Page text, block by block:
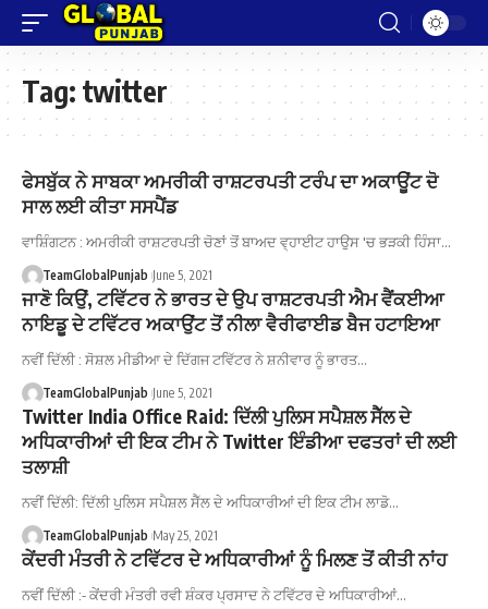
Tag: twitter
ਫੇਸਬੁੱਕ ਨੇ ਸਾਬਕਾ ਅਮਰੀਕੀ ਰਾਸ਼ਟਰਪਤੀ ਟਰੰਪ ਦਾ ਅਕਾਊਂਟ ਦੋ
ਸਾਲ ਲਈ ਕੀਤਾ ਸਸਪੈਂਡ
ਵਾਸ਼ਿੰਗਟਨ : ਅਮਰੀਕੀ ਰਾਸ਼ਟਰਪਤੀ ਚੋਣਾਂ ਤੋਂ ਬਾਅਦ ਵ੍ਹਾਈਟ ਹਾਉਸ 'ਚ ਭੜਕੀ ਹਿੰਸਾ…
TeamGlobalPunjab June 5, 2021
ਜਾਣੋ ਕਿਉਂ, ਟਵਿੱਟਰ ਨੇ ਭਾਰਤ ਦੇ ਉਪ ਰਾਸ਼ਟਰਪਤੀ ਐਮ ਵੈਂਕਈਆ
ਨਾਇਡੂ ਦੇ ਟਵਿੱਟਰ ਅਕਾਉਂਟ ਤੋਂ ਨੀਲਾ ਵੈਰੀਫਾਈਡ ਬੈਜ ਹਟਾਇਆ
ਨਵੀਂ ਦਿੱਲੀ : ਸੋਸ਼ਲ ਮੀਡੀਆ ਦੇ ਦਿੱਗਜ ਟਵਿੱਟਰ ਨੇ ਸ਼ਨੀਵਾਰ ਨੂੰ ਭਾਰਤ…
TeamGlobalPunjab June 5, 2021
Twitter India Office Raid: ਦਿੱਲੀ ਪੁਲਿਸ ਸਪੈਸ਼ਲ ਸੈੱਲ ਦੇ
ਅਧਿਕਾਰੀਆਂ ਦੀ ਇਕ ਟੀਮ ਨੇ Twitter ਇੰਡੀਆ ਦਫਤਰਾਂ ਦੀ ਲਈ
ਤਲਾਸ਼ੀ
ਨਵੀਂ ਦਿੱਲੀ: ਦਿੱਲੀ ਪੁਲਿਸ ਸਪੈਸ਼ਲ ਸੈੱਲ ਦੇ ਅਧਿਕਾਰੀਆਂ ਦੀ ਇਕ ਟੀਮ ਲਾਡੋ…
TeamGlobalPunjab May 25, 2021
ਕੇਂਦਰੀ ਮੰਤਰੀ ਨੇ ਟਵਿੱਟਰ ਦੇ ਅਧਿਕਾਰੀਆਂ ਨੂੰ ਮਿਲਣ ਤੋਂ ਕੀਤੀ ਨਾਂਹ
ਨਵੀਂ ਦਿੱਲੀ :- ਕੇਂਦਰੀ ਮੰਤਰੀ ਰਵੀ ਸ਼ੰਕਰ ਪ੍ਰਸਾਦ ਨੇ ਟਵਿੱਟਰ ਦੇ ਅਧਿਕਾਰੀਆਂ…